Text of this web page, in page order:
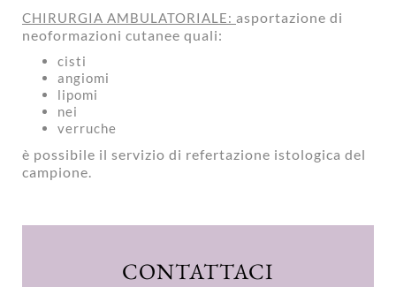
CHIRURGIA AMBULATORIALE: asportazione di
neoformazioni cutanee quali:
cisti
angiomi
lipomi
nei
verruche
è possibile il servizio di refertazione istologica del
campione.
CONTATTACI